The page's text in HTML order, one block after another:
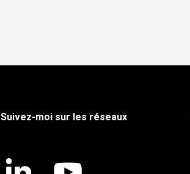
Suivez-moi sur les réseaux